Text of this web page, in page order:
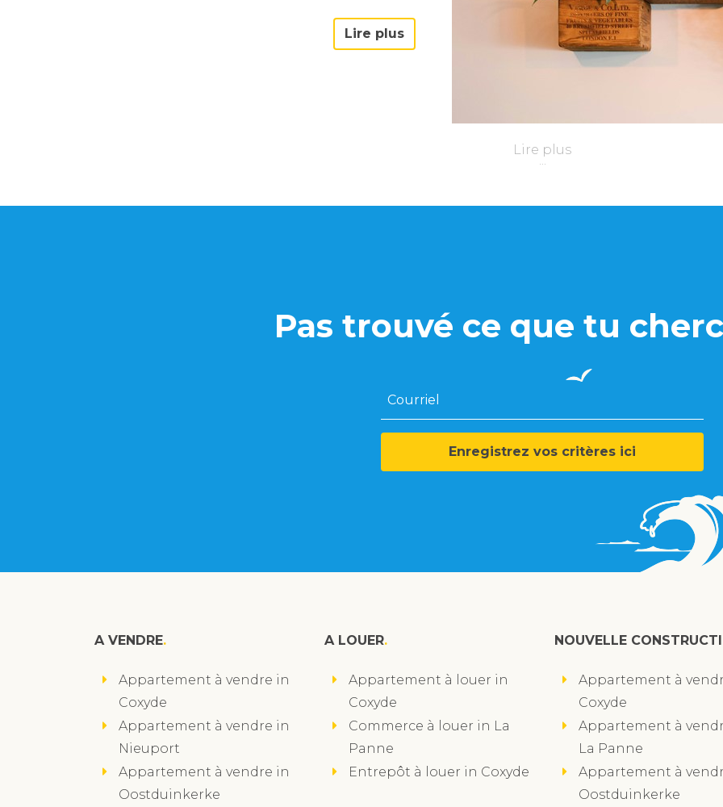
Lire plus
Lire plus
Pas trouvé ce que tu
Courriel
Enregistrez vos critères ici
A VENDRE
Appartement à vendre in
Coxyde
Appartement à vendre in
Nieuport
Appartement à vendre in
Oostduinkerke
A LOUER
Appartement à louer in
Coxyde
Commerce à louer in La
Panne
Entrepôt à louer in Coxyde
NOUVELLE
Appartement à
Coxyde
Appartement à
La Panne
Appartement à
Oostduinkerke